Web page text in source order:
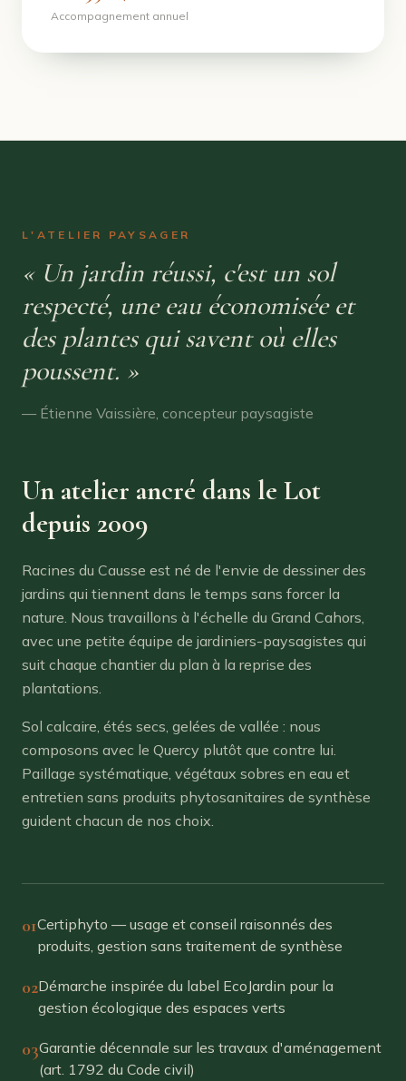
Accompagnement annuel
L'ATELIER PAYSAGER
« Un jardin réussi, c'est un sol
respecté, une eau économisée et
des plantes qui savent où elles
poussent. »
— Étienne Vaissière, concepteur paysagiste
Un atelier ancré dans le Lot
depuis 2009
Racines du Causse est né de l'envie de dessiner des
jardins qui tiennent dans le temps sans forcer la
nature. Nous travaillons à l'échelle du Grand Cahors,
avec une petite équipe de jardiniers-paysagistes qui
suit chaque chantier du plan à la reprise des
plantations.
Sol calcaire, étés secs, gelées de vallée : nous
composons avec le Quercy plutôt que contre lui.
Paillage systématique, végétaux sobres en eau et
entretien sans produits phytosanitaires de synthèse
guident chacun de nos choix.
01Certiphyto — usage et conseil raisonnés des
produits, gestion sans traitement de synthèse
02Démarche inspirée du label EcoJardin pour la
gestion écologique des espaces verts
03Garantie décennale sur les travaux d'aménagement
(art. 1792 du Code civil)